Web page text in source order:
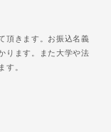
頂きます。お振込名義
ります。また大学や法
す。